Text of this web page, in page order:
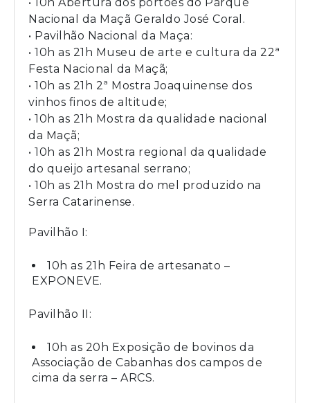
Nacional da Maçã Geraldo José Coral.
• Pavilhão Nacional da Maça:
• 10h as 21h Museu de arte e cultura da 22ª
Festa Nacional da Maçã;
• 10h as 21h 2ª Mostra Joaquinense dos
vinhos finos de altitude;
• 10h as 21h Mostra da qualidade nacional
da Maçã;
• 10h as 21h Mostra regional da qualidade
do queijo artesanal serrano;
• 10h as 21h Mostra do mel produzido na
Serra Catarinense.
Pavilhão I:
10h as 21h Feira de artesanato –
EXPONEVE.
Pavilhão II:
10h as 20h Exposição de bovinos da
Associação de Cabanhas dos campos de
cima da serra – ARCS.